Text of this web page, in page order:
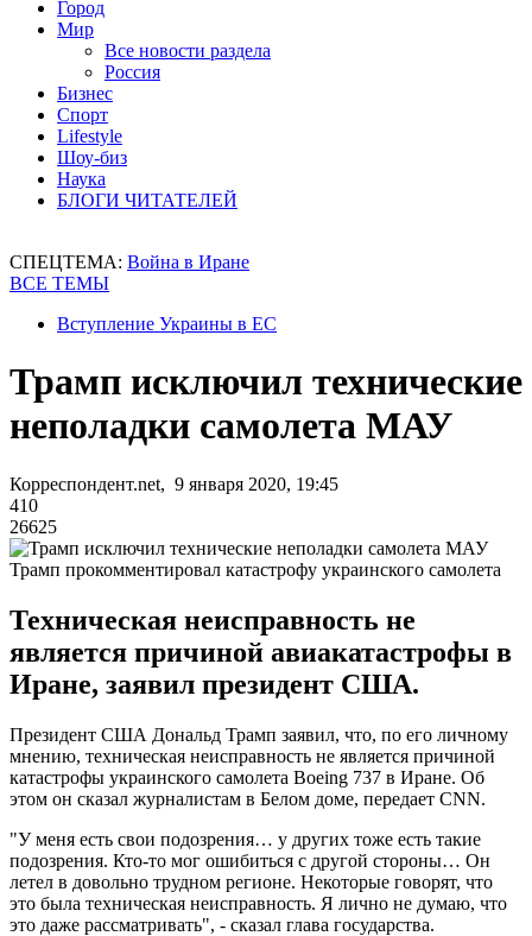
Город
Мир
Все новости раздела
Россия
Бизнес
Спорт
Lifestyle
Шоу-биз
Наука
БЛОГИ ЧИТАТЕЛЕЙ
СПЕЦТЕМА: Война в Иране
ВСЕ ТЕМЫ
Вступление Украины в ЕС
Трамп исключил технические
неполадки самолета МАУ
Корреспондент.net, 9 января 2020, 19:45
410
26625
Трамп прокомментировал катастрофу украинского самолета
Техническая неисправность не
является причиной авиакатастрофы в
Иране, заявил президент США.
Президент США Дональд Трамп заявил, что, по его личному
мнению, техническая неисправность не является причиной
катастрофы украинского самолета Boeing 737 в Иране. Об
этом он сказал журналистам в Белом доме, передает CNN.
"У меня есть свои подозрения… у других тоже есть такие
подозрения. Кто-то мог ошибиться с другой стороны… Он
летел в довольно трудном регионе. Некоторые говорят, что
это была техническая неисправность. Я лично не думаю, что
это даже рассматривать", - сказал глава государства.